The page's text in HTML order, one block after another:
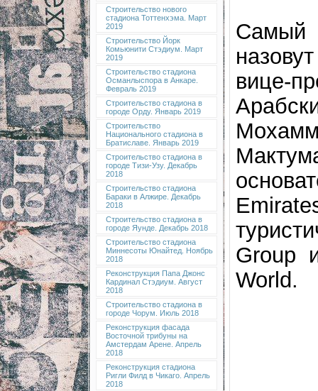
Строительство нового
стадиона Тоттенхэма. Март
2019
Строительство Йорк
Комьюнити Стэдиум. Март
2019
Строительство стадиона
Османлыспора в Анкаре.
Февраль 2019
Строительство стадиона в
городе Орду. Январь 2019
Строительство
Национального стадиона в
Братиславе. Январь 2019
Строительство стадиона в
городе Тизи-Узу. Декабрь
2018
Строительство стадиона
Бараки в Алжире. Декабрь
2018
Строительство стадиона в
городе Яунде. Декабрь 2018
Строительство стадиона
Миннесоты Юнайтед. Ноябрь
2018
Реконструкция Папа Джонс
Кардинал Стэдиум. Август
2018
Строительство стадиона в
городе Чорум. Июль 2018
Реконструкция фасада
Восточной трибуны на
Амстердам Арене. Апрель
2018
Реконструкция стадиона
Ригли Филд в Чикаго. Апрель
2018
Самый
вице-
Group
World.